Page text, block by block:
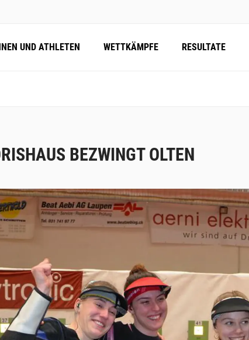
UND ATHLETEN WETTKÄMPFE RESULTATE
BEZWINGT OLTEN